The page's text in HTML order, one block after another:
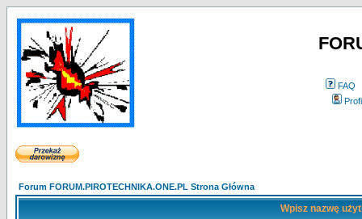
FAQ
Forum FORUM.PIROTECHNIKA.ONE.PL Strona Główna
Wpisz nazwę